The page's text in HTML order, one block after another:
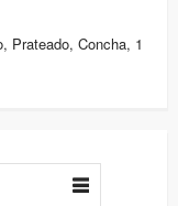
Prateado, Concha, 1